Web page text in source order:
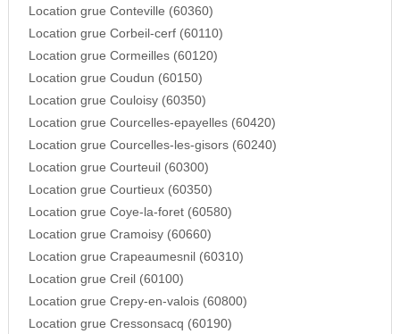
Location grue Conteville (60360)
Location grue Corbeil-cerf (60110)
Location grue Cormeilles (60120)
Location grue Coudun (60150)
Location grue Couloisy (60350)
Location grue Courcelles-epayelles (60420)
Location grue Courcelles-les-gisors (60240)
Location grue Courteuil (60300)
Location grue Courtieux (60350)
Location grue Coye-la-foret (60580)
Location grue Cramoisy (60660)
Location grue Crapeaumesnil (60310)
Location grue Creil (60100)
Location grue Crepy-en-valois (60800)
Location grue Cressonsacq (60190)